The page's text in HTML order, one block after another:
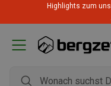
Highlights zum